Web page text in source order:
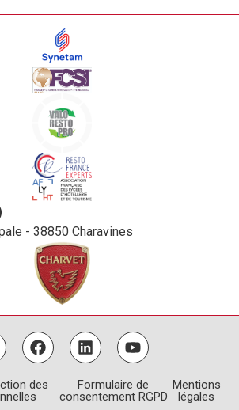
- 38850 Charavines
des
Formulaire de
consentement RGPD
Mentions
légales